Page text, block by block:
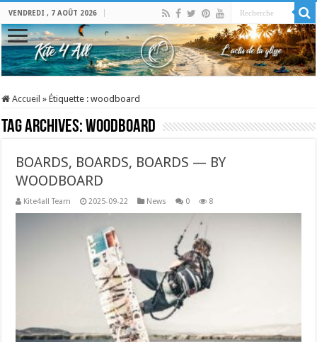
VENDREDI , 7 AOÛT 2026
Accueil » Étiquette :woodboard
Tag Archives:woodboard
BOARDS, BOARDS, BOARDS — BY
WOODBOARD
Kite4all Team 2025-09-22 News 0 8